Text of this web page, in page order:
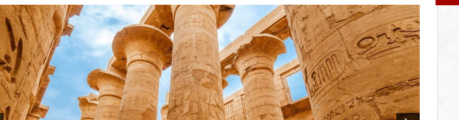
Лиценз
Общи условия
Контакти